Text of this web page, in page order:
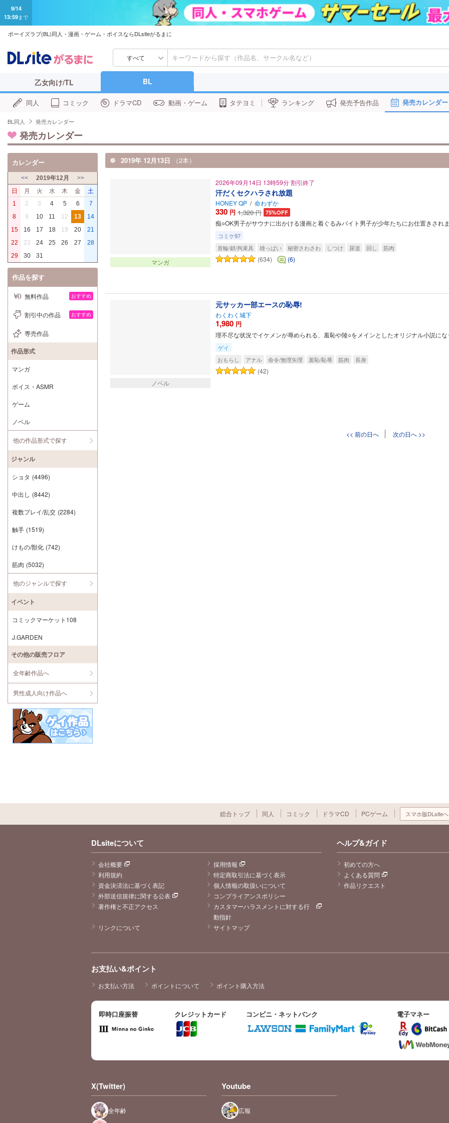
9/14
13:59まで
ボーイズラブ(BL)同人・漫画・ゲーム・ボイスならDLsiteがるまに
すべて
乙女向け/TL BL
同人 コミック ドラマCD 動画・ゲーム タテヨミ ランキング 発売予告作品 発売カレンダー
BL同人 発売カレンダー
発売カレンダー
2019年 12月13日 （2本）
マンガ
2026年09月14日 13時59分 割引終了
汗だくセクハラされ放題
HONEY QP / 命わずか
330 円 1,320 円 75%OFF
痴○OK男子がサウナに出かける漫画と着ぐるみバイト男子が少年たちにお仕置きされ
コミケ97
首輪/鎖/拘束具
雄っぱい 秘密さわさわ しつけ 尿道 回し 筋肉
(634) (6)
ノベル
元サッカー部エースの恥辱!
わくわく城下
1,980 円
理不尽な状況でイケメンが辱められる、羞恥や陵○をメインとしたオリジナル小説に
ゲイ
おもらし
アナル 命令/無理矢理 羞恥/恥辱 筋肉 長身
(42)
<< 前の日へ 次の日へ >>
カレンダー
<< 2019年12月 >>
日 月 火 水 木 金 土
1 2 3 4 5 6
7
8
9 10 11 12 13
14
15
16 17 18 19 20
21
22
23 24 25 26 27
28
29
30 31
作品を探す
無料作品 おすすめ
割引中の作品 おすすめ
専売作品
作品形式
マンガ
ボイス・ASMR
ゲーム
ノベル
他の作品形式で探す
ジャンル
ショタ (4496)
中出し (8442)
複数プレイ/乱交 (2284)
触手 (1519)
けもの/獣化 (742)
筋肉 (5032)
他のジャンルで探す
イベント
コミックマーケット108
J.GARDEN
その他の販売フロア
全年齢作品へ
男性成人向け作品へ
総合トップ 同人 コミック ドラマCD PCゲーム スマホ版DLsiteへ
DLsiteについて
会社概要
採用情報
利用規約
特定商取引法に基づく表示
資金決済法に基づく表記
個人情報の取扱いについて
外部送信規律に関する公表
コンプライアンスポリシー
著作権と不正アクセス
カスタマーハラスメントに対する行
動指針
リンクについて
サイトマップ
ヘルプ&ガイド
初めての方へ
よくある質問
作品リクエスト
お支払い&ポイント
お支払い方法 ポイントについて ポイント購入方法
即時口座振替 クレジットカード コンビニ・ネットバンク 電子マネー
X(Twitter)
全年齢
Youtube
広報